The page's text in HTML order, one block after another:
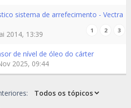
sistema de arrefecimento - Vectra
1 2 3
2014, 13:39
de nível de óleo do cárter
2025, 09:44